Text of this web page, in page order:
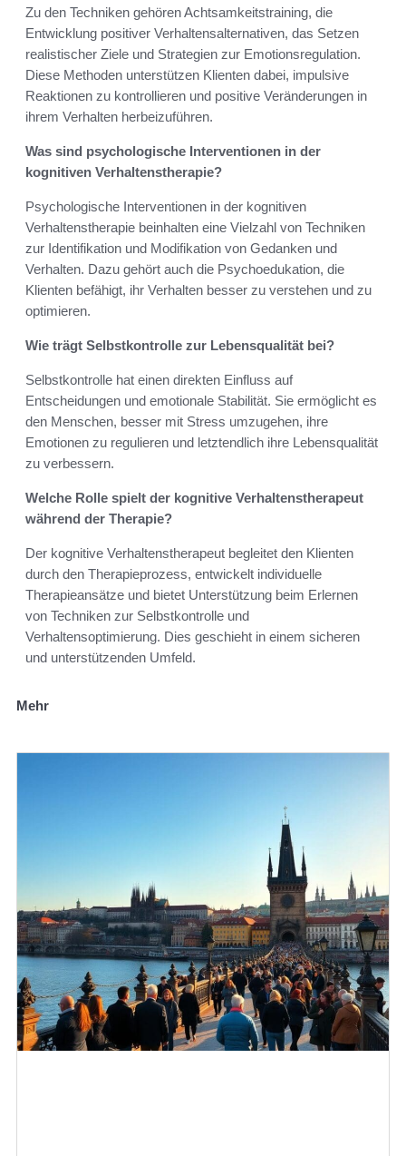
Zu den Techniken gehören Achtsamkeitstraining, die
Entwicklung positiver Verhaltensalternativen, das Setzen
realistischer Ziele und Strategien zur Emotionsregulation.
Diese Methoden unterstützen Klienten dabei, impulsive
Reaktionen zu kontrollieren und positive Veränderungen in
ihrem Verhalten herbeizuführen.
Was sind psychologische Interventionen in der
kognitiven Verhaltenstherapie?
Psychologische Interventionen in der kognitiven
Verhaltenstherapie beinhalten eine Vielzahl von Techniken
zur Identifikation und Modifikation von Gedanken und
Verhalten. Dazu gehört auch die Psychoedukation, die
Klienten befähigt, ihr Verhalten besser zu verstehen und zu
optimieren.
Wie trägt Selbstkontrolle zur Lebensqualität bei?
Selbstkontrolle hat einen direkten Einfluss auf
Entscheidungen und emotionale Stabilität. Sie ermöglicht es
den Menschen, besser mit Stress umzugehen, ihre
Emotionen zu regulieren und letztendlich ihre Lebensqualität
zu verbessern.
Welche Rolle spielt der kognitive Verhaltenstherapeut
während der Therapie?
Der kognitive Verhaltenstherapeut begleitet den Klienten
durch den Therapieprozess, entwickelt individuelle
Therapieansätze und bietet Unterstützung beim Erlernen
von Techniken zur Selbstkontrolle und
Verhaltensoptimierung. Dies geschieht in einem sicheren
und unterstützenden Umfeld.
Mehr